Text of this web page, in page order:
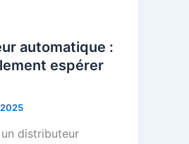
automatique :
espérer
distributeur